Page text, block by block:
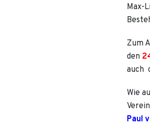
Max-
Zum
den
auch
Wie
Paul